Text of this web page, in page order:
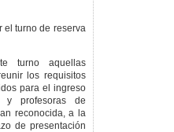
el turno de reserva
turno aquellas
los requisitos
para el ingreso
y profesoras de
reconocida, a la
de presentación